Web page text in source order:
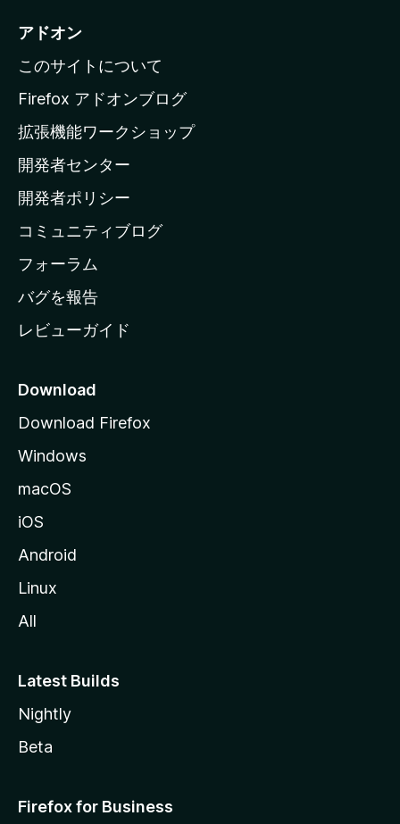
i
l
a
ホ
ー
ム
ー
ジ
へ
アドオン
このサイトについて
Firefox アドオンブログ
拡張機能ワークショップ
開発者センター
開発者ポリシー
コミュニティブログ
フォーラム
バグを報告
レビューガイド
Download
Download Firefox
Windows
macOS
iOS
Android
Linux
All
Latest Builds
Nightly
Beta
Firefox for Business